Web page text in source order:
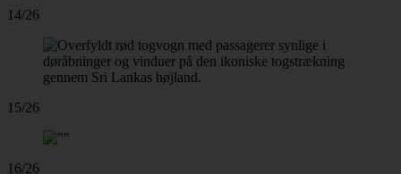
14/26
15/26
16/26